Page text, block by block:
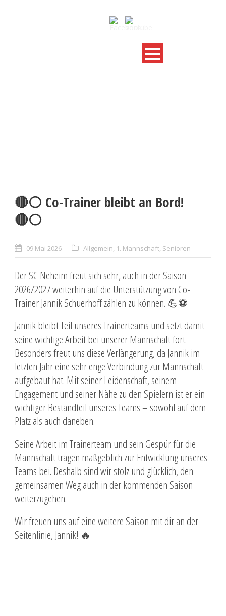
🔴⚪️ Co-Trainer bleibt an Bord!
🔴⚪️
09 Mai 2026 Allgemein, 1. Mannschaft, Senioren
Der SC Neheim freut sich sehr, auch in der Saison
2026/2027 weiterhin auf die Unterstützung von Co-
Trainer Jannik Schuerhoff zählen zu können. 💪⚽️
Jannik bleibt Teil unseres Trainerteams und setzt damit
seine wichtige Arbeit bei unserer Mannschaft fort.
Besonders freut uns diese Verlängerung, da Jannik im
letzten Jahr eine sehr enge Verbindung zur Mannschaft
aufgebaut hat. Mit seiner Leidenschaft, seinem
Engagement und seiner Nähe zu den Spielern ist er ein
wichtiger Bestandteil unseres Teams – sowohl auf dem
Platz als auch daneben.
Seine Arbeit im Trainerteam und sein Gespür für die
Mannschaft tragen maßgeblich zur Entwicklung unseres
Teams bei. Deshalb sind wir stolz und glücklich, den
gemeinsamen Weg auch in der kommenden Saison
weiterzugehen.
Wir freuen uns auf eine weitere Saison mit dir an der
Seitenlinie, Jannik! 🔥